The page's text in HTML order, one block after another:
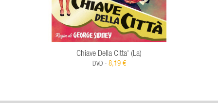
Chiave Della Citta' (La)
DVD - 8,19 €